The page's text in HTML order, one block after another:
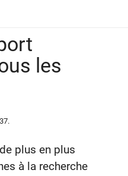
les
.
plus en plus
à la recherche